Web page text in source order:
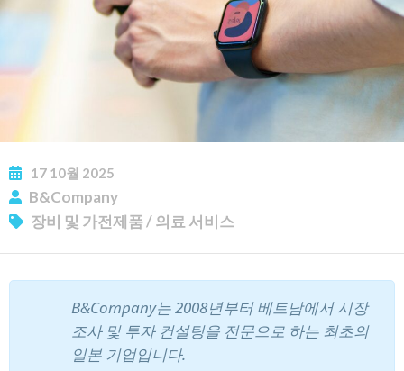
17 10월 2025
B&Company
장비 및 가전제품/의료 서비스
B&Company는 2008년부터 베트남에서 시장
조사 및 투자 컨설팅을 전문으로 하는 최초의
일본 기업입니다.
뉴스레터 구독